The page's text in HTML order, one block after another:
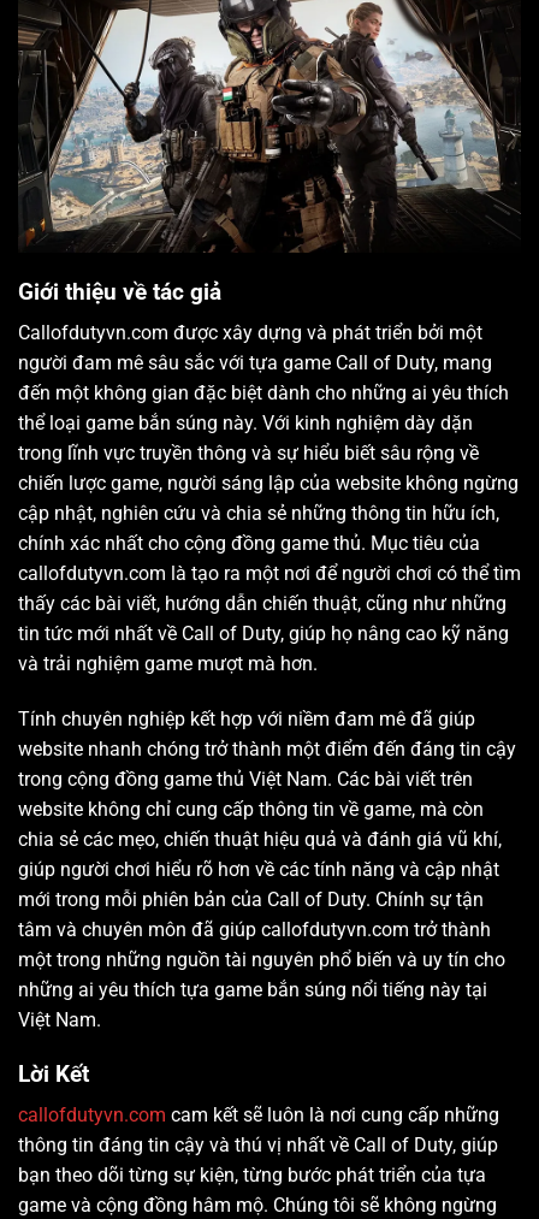
Giới thiệu về tác giả
Callofdutyvn.com được xây dựng và phát triển bởi một
người đam mê sâu sắc với tựa game Call of Duty, mang
đến một không gian đặc biệt dành cho những ai yêu thích
thể loại game bắn súng này. Với kinh nghiệm dày dặn
trong lĩnh vực truyền thông và sự hiểu biết sâu rộng về
chiến lược game, người sáng lập của website không ngừng
cập nhật, nghiên cứu và chia sẻ những thông tin hữu ích,
chính xác nhất cho cộng đồng game thủ. Mục tiêu của
callofdutyvn.com là tạo ra một nơi để người chơi có thể tìm
thấy các bài viết, hướng dẫn chiến thuật, cũng như những
tin tức mới nhất về Call of Duty, giúp họ nâng cao kỹ năng
và trải nghiệm game mượt mà hơn.
Tính chuyên nghiệp kết hợp với niềm đam mê đã giúp
website nhanh chóng trở thành một điểm đến đáng tin cậy
trong cộng đồng game thủ Việt Nam. Các bài viết trên
website không chỉ cung cấp thông tin về game, mà còn
chia sẻ các mẹo, chiến thuật hiệu quả và đánh giá vũ khí,
giúp người chơi hiểu rõ hơn về các tính năng và cập nhật
mới trong mỗi phiên bản của Call of Duty. Chính sự tận
tâm và chuyên môn đã giúp callofdutyvn.com trở thành
một trong những nguồn tài nguyên phổ biến và uy tín cho
những ai yêu thích tựa game bắn súng nổi tiếng này tại
Việt Nam.
Lời Kết
callofdutyvn.com cam kết sẽ luôn là nơi cung cấp những
thông tin đáng tin cậy và thú vị nhất về Call of Duty, giúp
bạn theo dõi từng sự kiện, từng bước phát triển của tựa
game và cộng đồng hâm mộ. Chúng tôi sẽ không ngừng